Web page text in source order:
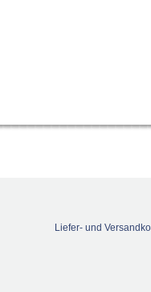
Liefer- und